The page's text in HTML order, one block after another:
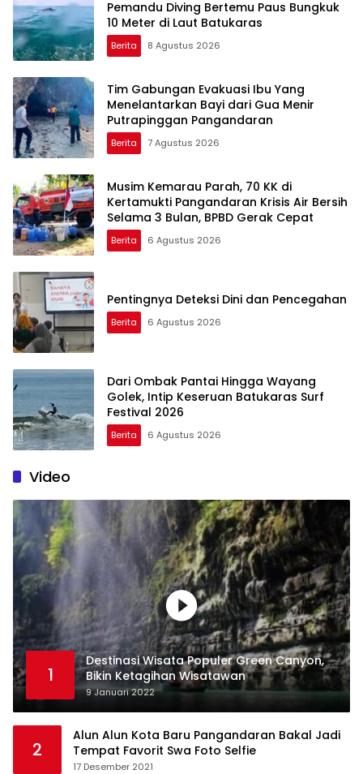
Pemandu Diving Bertemu Paus Bungkuk
10 Meter di Laut Batukaras
Berita 8 Agustus 2026
Tim Gabungan Evakuasi Ibu Yang
Menelantarkan Bayi dari Gua Menir
Putrapinggan Pangandaran
Berita 7 Agustus 2026
Musim Kemarau Parah, 70 KK di
Kertamukti Pangandaran Krisis Air Bersih
Selama 3 Bulan, BPBD Gerak Cepat
Berita 6 Agustus 2026
Pentingnya Deteksi Dini dan Pencegahan
Berita 6 Agustus 2026
Dari Ombak Pantai Hingga Wayang
Golek, Intip Keseruan Batukaras Surf
Festival 2026
Berita 6 Agustus 2026
Video
1
Destinasi Wisata Populer Green Canyon,
Bikin Ketagihan Wisatawan
9 Januari 2022
2
Alun Alun Kota Baru Pangandaran Bakal Jadi
Tempat Favorit Swa Foto Selfie
17 Desember 2021